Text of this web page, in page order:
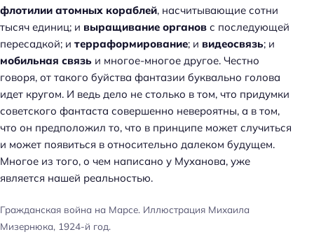
флотилии атомных кораблей, насчитывающие сотни
тысяч единиц; и выращивание органов с последующей
пересадкой; и терраформирование; и видеосвязь; и
мобильная связь и многое-многое другое. Честно
говоря, от такого буйства фантазии буквально голова
идет кругом. И ведь дело не столько в том, что придумки
советского фантаста совершенно невероятны, а в том,
что он предположил то, что в принципе может случиться
и может появиться в относительно далеком будущем.
Многое из того, о чем написано у Муханова, уже
является нашей реальностью.
Гражданская война на Марсе. Иллюстрация Михаила
Мизернюка, 1924-й год.